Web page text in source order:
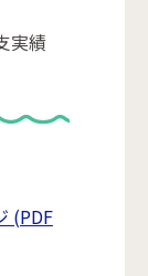
実績
(PDF